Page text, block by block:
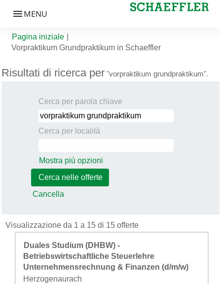
Pagina iniziale
Vorpraktikum Grundpraktikum in Schaeffler(pagina corrente)
Risultati di ricerca per "vorpraktikum grundpraktikum".
Cerca per parola chiave
Cerca per località
Mostra più opzioni
Cancella
Visualizzazione da 1 a 15 di 15 offerteRisultati di ricerca per
Titolo
Duales Studium (DHBW) -
Betriebswirtschaftliche Steuerlehre
Unternehmensrechnung & Finanzen (d/m/w)
Città
Herzogenaurach
Effettuare una selezione con la barra spaziatrice per